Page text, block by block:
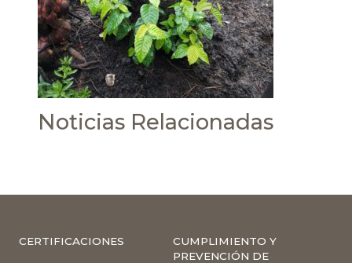
Noticias Relacionadas
CERTIFICACIONES
CUMPLIMIENTO Y
PREVENCIÓN DE